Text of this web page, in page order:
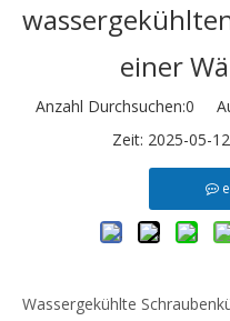
einer
Anzahl Durchsuchen:0
Zeit: 2025-05-
Wassergekühlte